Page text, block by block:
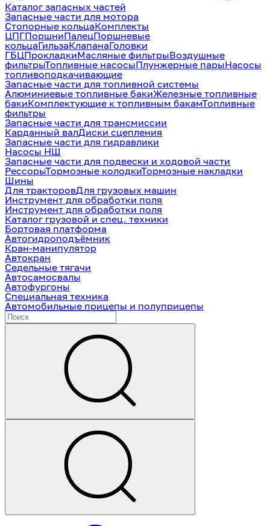
Каталог запасных частей
Запасные части для мотора
Стопорные кольцаКомплекты
ЦПГПоршниПалецПоршневые
кольцаГильзаКлапанаГоловки
ГБЦПрокладкиМасляные фильтрыВоздушные
фильтрыТопливные насосыПлунжерные парыНасосы
топливоподкачивающие
Запасные части для топливной системы
Алюминиевые топливные бакиЖелезные топливные
бакиКомплектующие к топливным бакамТопливные
фильтры
Запасные части для трансмиссии
Карданный валДиски сцепления
Запасные части для гидравлики
Насосы НШ
Запасные части для подвески и ходовой части
РессорыТормозные колодкиТормозные накладки
Шины
Для тракторовДля грузовых машин
Инструмент для обработки поля
Инструмент для обработки поля
Каталог грузовой и спец. техники
Бортовая платформа
Автогидроподъёмник
Кран-манипулятор
Автокран
Седельные тягачи
Автосамосвалы
Автофургоны
Специальная техника
Автомобильные прицепы и полуприцепы